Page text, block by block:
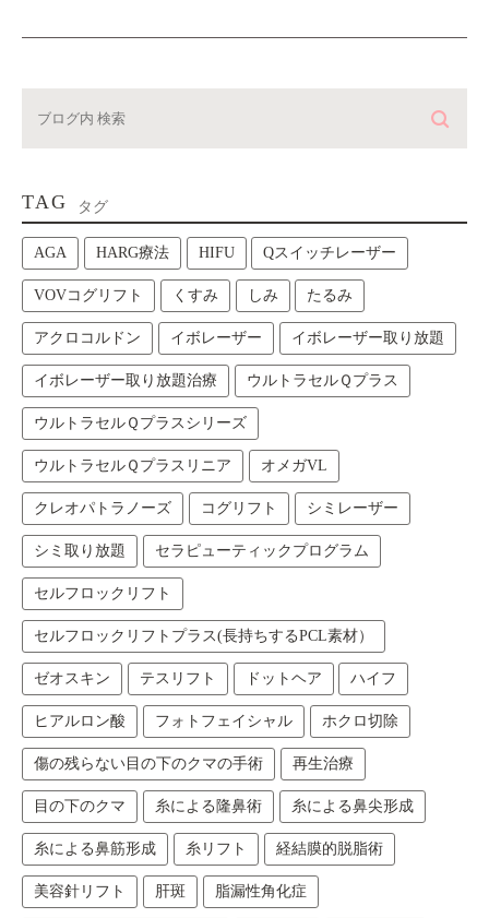
TAG タグ
AGA HARG療法 HIFU Qスイッチレーザー
VOVコグリフト くすみ しみ たるみ
アクロコルドン イボレーザー イボレーザー取り放題
イボレーザー取り放題治療 ウルトラセルＱプラス
ウルトラセルＱプラスシリーズ
ウルトラセルＱプラスリニア オメガVL
クレオパトラノーズ コグリフト シミレーザー
シミ取り放題 セラピューティックプログラム
セルフロックリフト
セルフロックリフトプラス(長持ちするPCL素材）
ゼオスキン テスリフト ドットヘア ハイフ
ヒアルロン酸 フォトフェイシャル ホクロ切除
傷の残らない目の下のクマの手術 再生治療
目の下のクマ 糸による隆鼻術 糸による鼻尖形成
糸による鼻筋形成 糸リフト 経結膜的脱脂術
美容針リフト 肝斑 脂漏性角化症